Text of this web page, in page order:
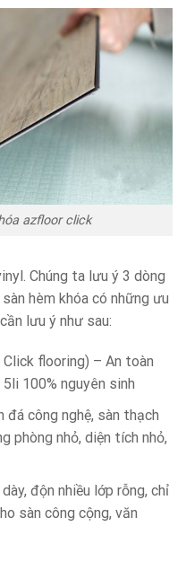
azfloor click
Chúng ta lưu ý 3 dòng
hèm khóa có những ưu
lưu ý như sau:
Click flooring) – An toàn
100% nguyên sinh
đá công nghệ, sàn thạch
phòng nhỏ, diện tích nhỏ,
độn nhiều lớp rỗng, chỉ
sàn công cộng, văn